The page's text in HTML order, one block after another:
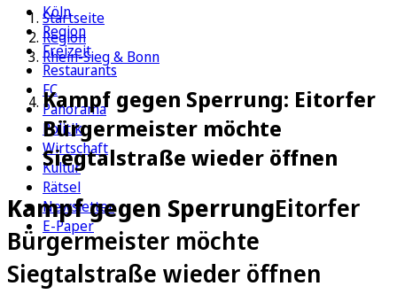
Köln
Region
Freizeit
Restaurants
FC
Panorama
Politik
Wirtschaft
Kultur
Rätsel
Newsletter
E-Paper
Startseite
Region
Rhein-Sieg & Bonn
Kampf gegen Sperrung: Eitorfer
Bürgermeister möchte
Siegtalstraße wieder öffnen
Kampf gegen SperrungEitorfer
Bürgermeister möchte
Siegtalstraße wieder öffnen